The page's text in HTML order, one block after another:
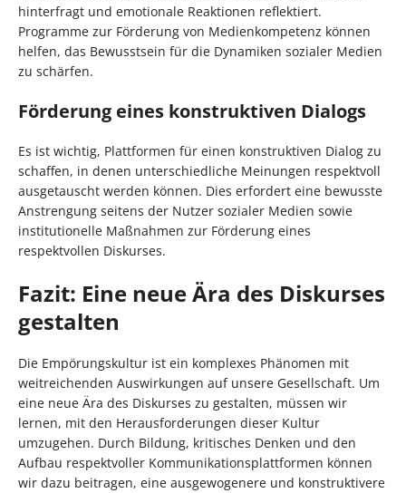
hinterfragt und emotionale Reaktionen reflektiert.
Programme zur Förderung von Medienkompetenz können
helfen, das Bewusstsein für die Dynamiken sozialer Medien
zu schärfen.
Förderung eines konstruktiven Dialogs
Es ist wichtig, Plattformen für einen konstruktiven Dialog zu
schaffen, in denen unterschiedliche Meinungen respektvoll
ausgetauscht werden können. Dies erfordert eine bewusste
Anstrengung seitens der Nutzer sozialer Medien sowie
institutionelle Maßnahmen zur Förderung eines
respektvollen Diskurses.
Fazit: Eine neue Ära des Diskurses
gestalten
Die Empörungskultur ist ein komplexes Phänomen mit
weitreichenden Auswirkungen auf unsere Gesellschaft. Um
eine neue Ära des Diskurses zu gestalten, müssen wir
lernen, mit den Herausforderungen dieser Kultur
umzugehen. Durch Bildung, kritisches Denken und den
Aufbau respektvoller Kommunikationsplattformen können
wir dazu beitragen, eine ausgewogenere und konstruktivere